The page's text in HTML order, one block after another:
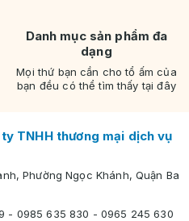
Danh mục sản phẩm đa
dạng
Mọi thứ bạn cần cho tổ ấm của
bạn đều có thể tìm thấy tại đây
TNHH thương mại dịch vụ
Phường Ngọc Khánh, Quận Ba
- 0985 635 830 - 0965 245 630